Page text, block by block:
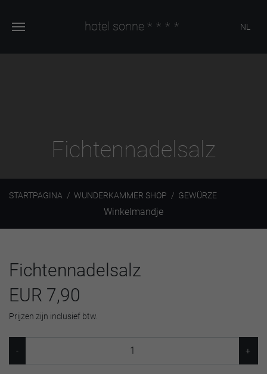
hotel sonne **** NL
Fichtennadelsalz
STARTPAGINA WUNDERKAMMER SHOP GEWÜRZE
Winkelmandje
Fichtennadelsalz
EUR 7,90
Prijzen zijn inclusief btw.